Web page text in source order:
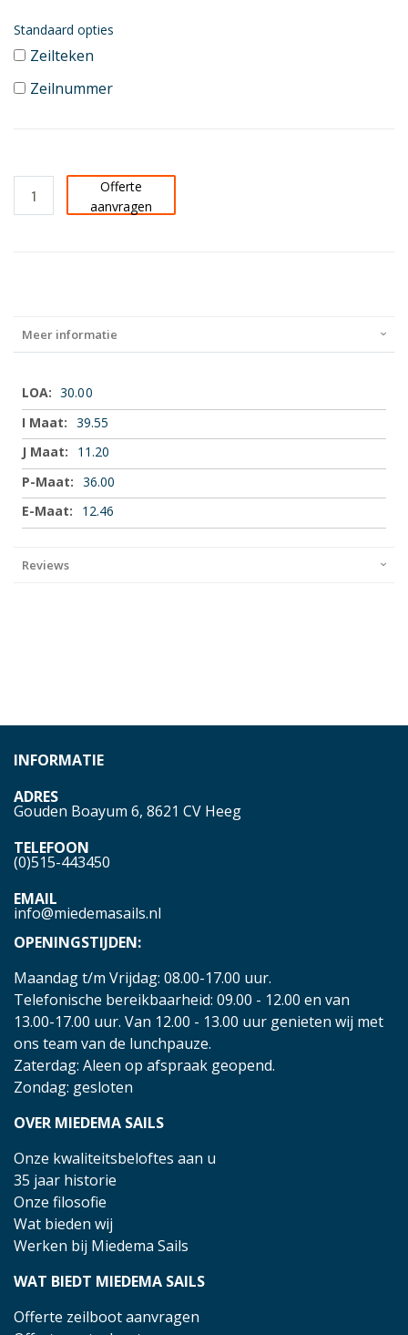
Standaard opties
Zeilteken
Zeilnummer
Offerte
aanvragen
Meer informatie
Meer
informatie
30.00
39.55
11.20
36.00
12.46
Reviews
INFORMATIE
ADRES
Gouden Boayum 6, 8621 CV Heeg
TELEFOON
(0)515-443450
EMAIL
info@miedemasails.nl
OPENINGSTIJDEN:
Maandag t/m Vrijdag: 08.00-17.00 uur.
Telefonische bereikbaarheid: 09.00 - 12.00 en van
13.00-17.00 uur. Van 12.00 - 13.00 uur genieten wij met
ons team van de lunchpauze.
Zaterdag: Aleen op afspraak geopend.
Zondag: gesloten
OVER MIEDEMA SAILS
Onze kwaliteitsbeloftes aan u
35 jaar historie
Onze filosofie
Wat bieden wij
Werken bij Miedema Sails
WAT BIEDT MIEDEMA SAILS
Offerte zeilboot aanvragen